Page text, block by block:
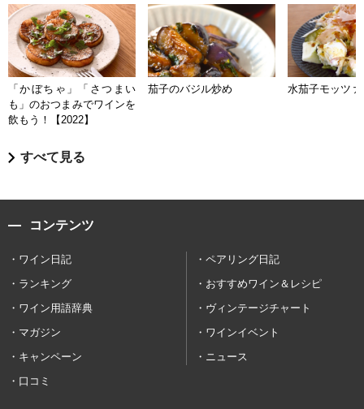
「かぼちゃ」「さつまい
も」のおつまみでワインを
飲もう！【2022】
茄子のバジル炒め 水茄子モッツァ
すべて見る
コンテンツ
ワイン日記
ペアリング日記
ランキング
おすすめワイン＆レシピ
ワイン用語辞典
ヴィンテージチャート
マガジン
ワインイベント
キャンペーン
ニュース
口コミ